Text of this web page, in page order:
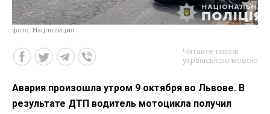
фото: Нацполиция
Читайте також
українською мовою
Авария произошла утром 9 октября во Львове. В
результате ДТП водитель мотоцикла получил